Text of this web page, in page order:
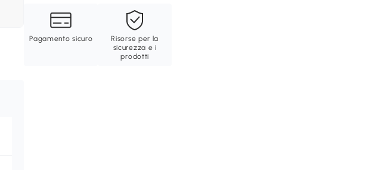
Pagamento sicuro
Risorse per la
sicurezza e i
prodotti